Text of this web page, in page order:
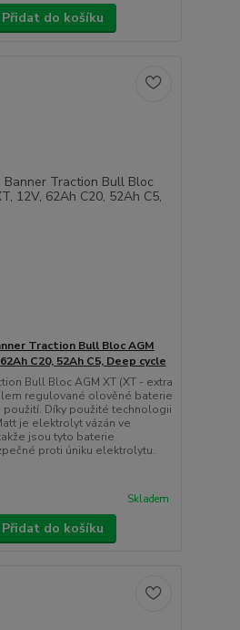
Přidat do košíku
Traction Bull Bloc AGM
C20, 52Ah C5, Deep cycle
Bull Bloc AGM XT (XT - extra
regulované olověné baterie
použití. Díky použité technologii
je elektrolyt vázán ve
jsou tyto baterie
proti úniku elektrolytu.
Skladem
Přidat do košíku